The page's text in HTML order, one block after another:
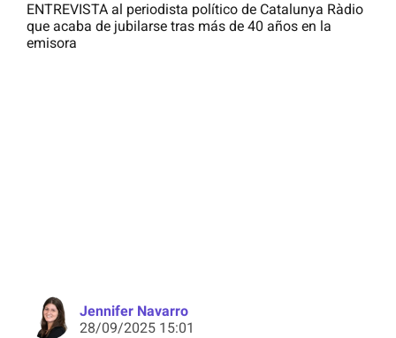
ENTREVISTA al periodista político de Catalunya Ràdio
que acaba de jubilarse tras más de 40 años en la
emisora
Jennifer Navarro
28/09/2025 15:01